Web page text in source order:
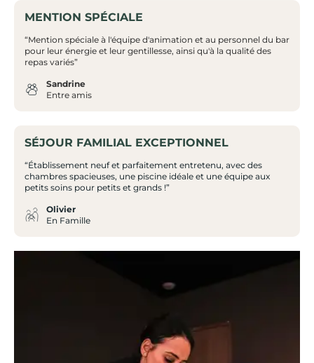
MENTION SPÉCIALE
“Mention spéciale à l'équipe d'animation et au personnel du bar
pour leur énergie et leur gentillesse, ainsi qu'à la qualité des
repas variés”
Sandrine
Entre amis
SÉJOUR FAMILIAL EXCEPTIONNEL
“Établissement neuf et parfaitement entretenu, avec des
chambres spacieuses, une piscine idéale et une équipe aux
petits soins pour petits et grands !”
Olivier
En Famille